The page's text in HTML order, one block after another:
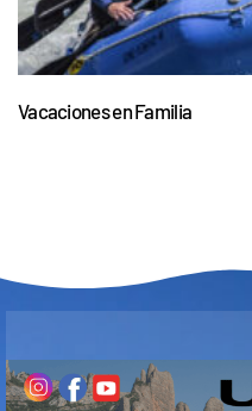
Vacaciones en Familia